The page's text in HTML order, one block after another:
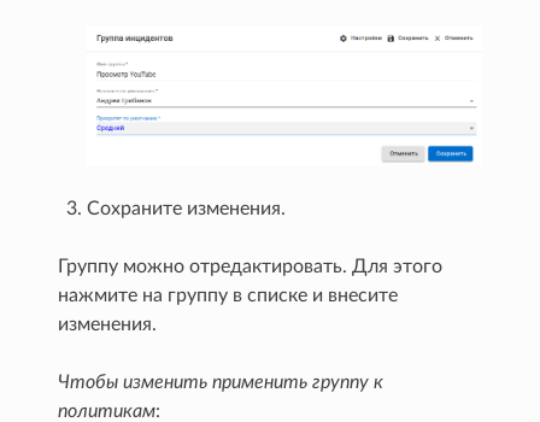
Сохраните изменения.
Группу можно отредактировать. Для этого
нажмите на группу в списке и внесите
изменения.
Чтобы изменить применить группу к
политикам: